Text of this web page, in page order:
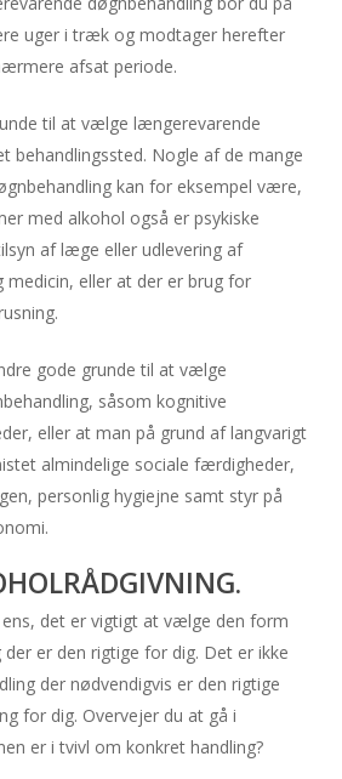
uger i træk og modtager herefter
afsat periode.
til at vælge længerevarende
behandlingssted. Nogle af de mange
kan for eksempel være,
med alkohol også er psykiske
af læge eller udlevering af
medicin, eller at der er brug for
gode grunde til at vælge
såsom kognitive
eller at man på grund af langvarigt
almindelige sociale færdigheder,
personlig hygiejne samt styr på
det er vigtigt at vælge den form
er den rigtige for dig. Det er ikke
der nødvendigvis er den rigtige
for dig. Overvejer du at gå i
er i tvivl om konkret handling?